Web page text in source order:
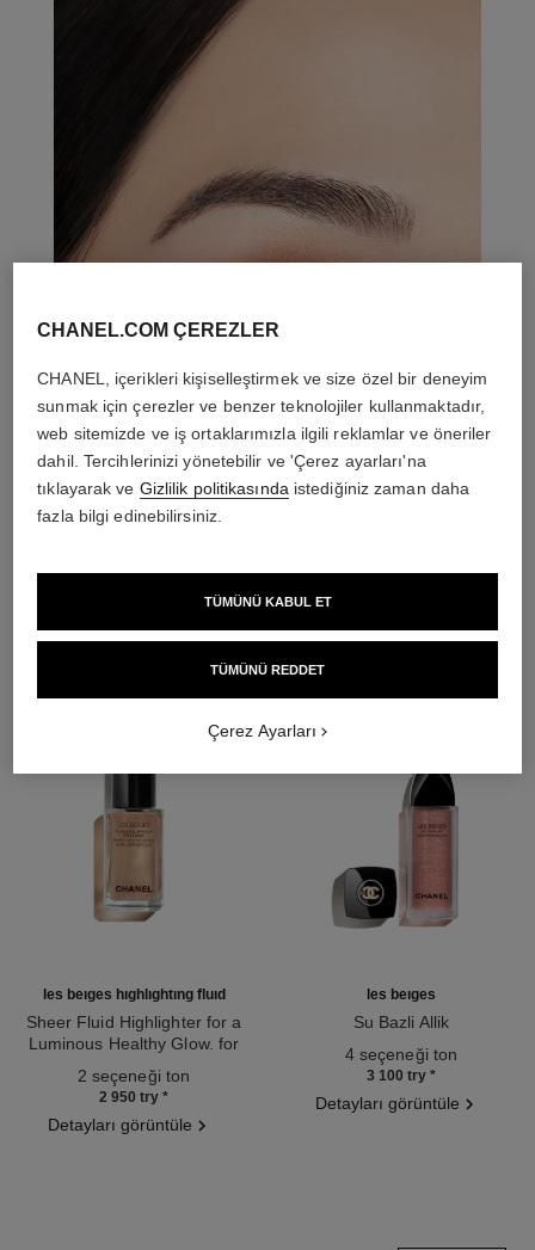
THE PERFECT MATCH
les beiges highlighting fluid
Sheer Fluid Highlighter for a
Luminous Healthy Glow. for
2 seçeneği ton
2 950 try *
Detayları görüntüle
les beiges
Su Bazli Allik
4 seçeneği ton
3 100 try *
Detayları görüntüle
CHANEL.COM ÇEREZLER
CHANEL, içerikleri kişiselleştirmek ve size özel bir deneyim
sunmak için çerezler ve benzer teknolojiler kullanmaktadır,
web sitemizde ve iş ortaklarımızla ilgili reklamlar ve öneriler
dahil. Tercihlerinizi yönetebilir ve 'Çerez ayarları'na
tıklayarak ve Gizlilik politikasında istediğiniz zaman daha
fazla bilgi edinebilirsiniz.
TÜMÜNÜ REDDET
TÜMÜNÜ KABUL ET
Çerez Ayarları